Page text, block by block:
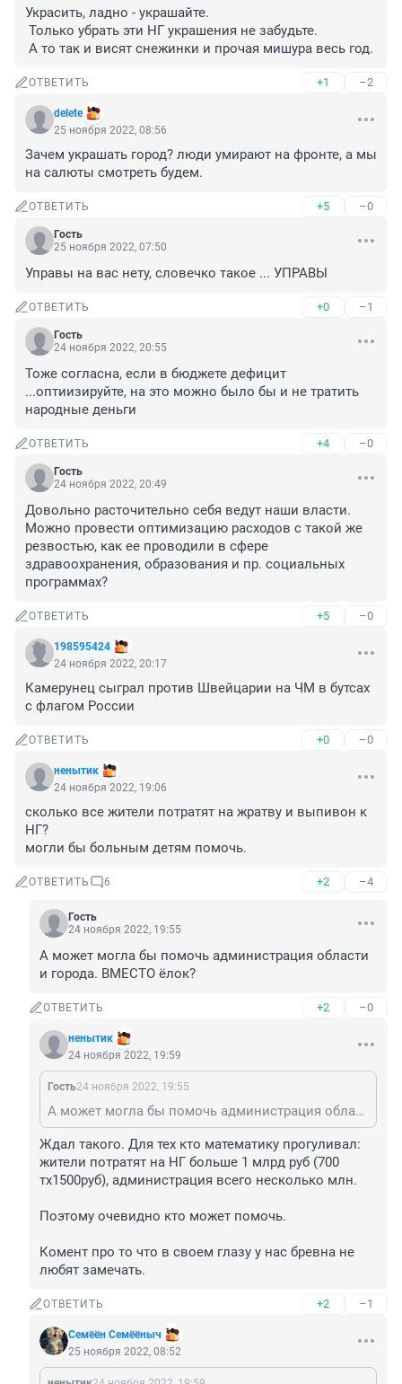
Украсить, ладно - украшайте.
Только убрать эти НГ украшения не забудьте.
А то так и висят снежинки и прочая мишура весь год.
ОТВЕТИТЬ +1 –2
delete
25 ноября 2022, 08:56
Зачем украшать город? люди умирают на фронте, а мы
на салюты смотреть будем.
ОТВЕТИТЬ +5 –0
Гость
25 ноября 2022, 07:50
Управы на вас нету, словечко такое ... УПРАВЫ
ОТВЕТИТЬ +0 –1
Гость
24 ноября 2022, 20:55
Тоже согласна, если в бюджете дефицит
...оптиизируйте, на это можно было бы и не тратить
народные деньги
ОТВЕТИТЬ +4 –0
Гость
24 ноября 2022, 20:49
Довольно расточительно себя ведут наши власти.
Можно провести оптимизацию расходов с такой же
резвостью, как ее проводили в сфере
здравоохранения, образования и пр. социальных
программах?
ОТВЕТИТЬ +5 –0
198595424
24 ноября 2022, 20:17
Камерунец сыграл против Швейцарии на ЧМ в бутсах
с флагом России
ОТВЕТИТЬ +0 –0
ненытик
24 ноября 2022, 19:06
сколько все жители потратят на жратву и выпивон к
НГ?
могли бы больным детям помочь.
ОТВЕТИТЬ 6 +2 –4
Гость
24 ноября 2022, 19:55
А может могла бы помочь администрация области
и города. ВМЕСТО ёлок?
ОТВЕТИТЬ +2 –0
ненытик
24 ноября 2022, 19:59
Гость24 ноября 2022, 19:55
А может могла бы помочь администрация области и города. ВМЕСТО ёлок?
Ждал такого. Для тех кто математику прогуливал:
жители потратят на НГ больше 1 млрд руб (700
тх1500руб), администрация всего несколько млн.
Поэтому очевидно кто может помочь.
Комент про то что в своем глазу у нас бревна не
любят замечать.
ОТВЕТИТЬ +2 –1
Семёён Семёёныч
25 ноября 2022, 08:52